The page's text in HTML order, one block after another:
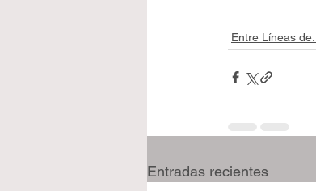
Entre Líneas de...
Entradas recientes